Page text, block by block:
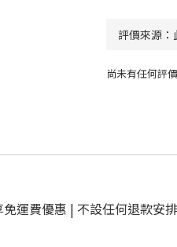
尚未有任何評價
運費優惠 | 不設任何退款安排